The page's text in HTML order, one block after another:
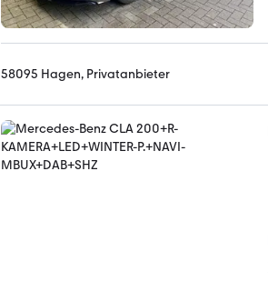
58095 Hagen, Privatanbieter